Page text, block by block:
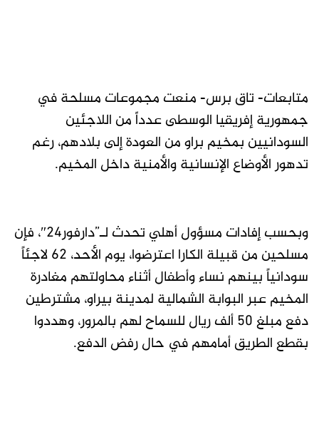
متابعات- تاق برس- منعت مجموعات مسلحة في
جمهورية إفريقيا الوسطى عدداً من اللاجئين
السودانيين بمخيم براو من العودة إلى بلادهم، رغم
تدهور الأوضاع الإنسانية والأمنية داخل المخيم.
وبحسب إفادات مسؤول أهلي تحدث لـ”دارفور24″، فإن
مسلحين من قبيلة الكارا اعترضوا، يوم الأحد، 62 لاجئاً
سودانياً بينهم نساء وأطفال أثناء محاولتهم مغادرة
المخيم عبر البوابة الشمالية لمدينة بيراو، مشترطين
دفع مبلغ 50 ألف ريال للسماح لهم بالمرور، وهددوا
بقطع الطريق أمامهم في حال رفض الدفع.